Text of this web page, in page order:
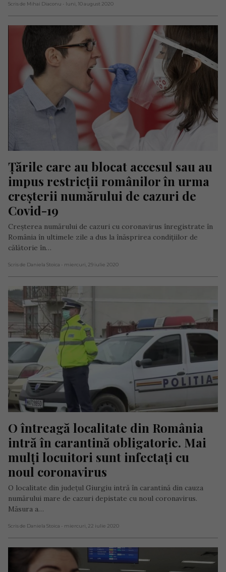
Scris de Mihai Diaconu - luni, 10 august 2020
Țările care au blocat accesul sau au
impus restricții românilor în urma
creșterii numărului de cazuri de
Covid-19
Creşterea numărului de cazuri cu coronavirus înregistrate în
România în ultimele zile a dus la înăsprirea condiţiilor de
călătorie în…
Scris de Daniela Stoica - miercuri, 29 iulie 2020
O întreagă localitate din România
intră în carantină obligatorie. Mai
mulți locuitori sunt infectați cu
noul coronavirus
O localitate din județul Giurgiu intră în carantină din cauza
numărului mare de cazuri depistate cu noul coronavirus.
Măsura a…
Scris de Daniela Stoica - miercuri, 22 iulie 2020